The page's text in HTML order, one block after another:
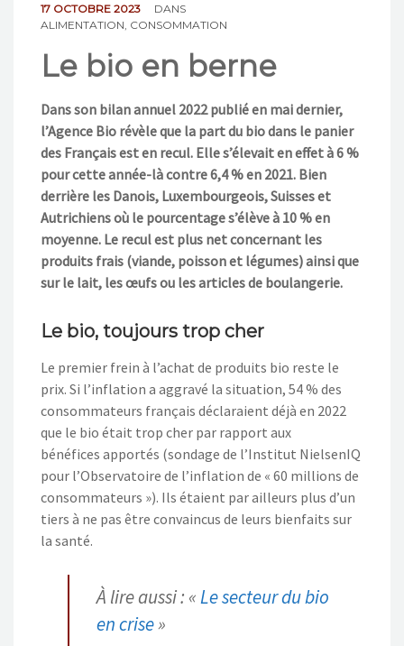
17 OCTOBRE 2023
DANS
ALIMENTATION CONSOMMATION
Le bio en berne
Dans son bilan annuel 2022 publié en mai dernier,
l’Agence Bio révèle que la part du bio dans le panier
des Français est en recul. Elle s’élevait en effet à 6 %
pour cette année-là contre 6,4 % en 2021. Bien
derrière les Danois, Luxembourgeois, Suisses et
Autrichiens où le pourcentage s’élève à 10 % en
moyenne. Le recul est plus net concernant les
produits frais (viande, poisson et légumes) ainsi que
sur le lait, les œufs ou les articles de boulangerie.
Le bio, toujours trop cher
Le premier frein à l’achat de produits bio reste le
prix. Si l’inflation a aggravé la situation, 54 % des
consommateurs français déclaraient déjà en 2022
que le bio était trop cher par rapport aux
bénéfices apportés (sondage de l’Institut NielsenIQ
pour l’Observatoire de l’inflation de « 60 millions de
consommateurs »). Ils étaient par ailleurs plus d’un
tiers à ne pas être convaincus de leurs bienfaits sur
la santé.
À lire aussi : «Le secteur du bio
en crise»